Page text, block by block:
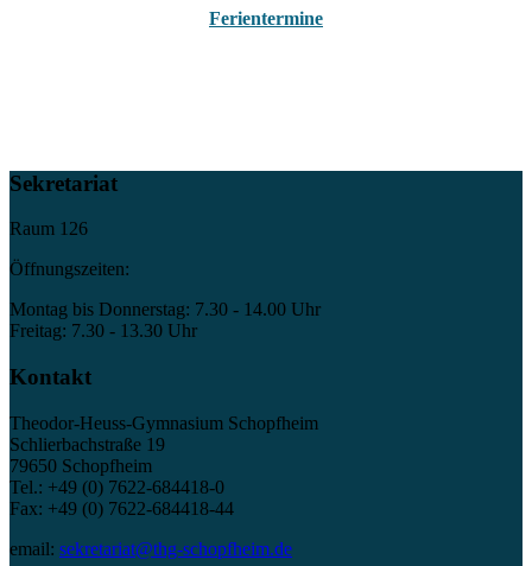
Ferientermine
Sekretariat
Raum 126
Öffnungszeiten:
Montag bis Donnerstag: 7.30 - 14.00 Uhr
Freitag: 7.30 - 13.30 Uhr
Kontakt
Theodor-Heuss-Gymnasium Schopfheim
Schlierbachstraße 19
79650 Schopfheim
Tel.: +49 (0) 7622-684418-0
Fax: +49 (0) 7622-684418-44
email: sekretariat@thg-schopfheim.de